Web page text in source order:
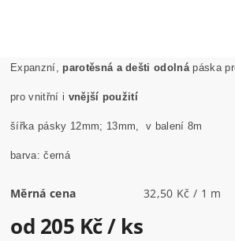
Expanzní, parotěsná a dešti odolnápáska
pro vnitřní i vnější použití
šířka pásky 12mm; 13mm, v balení 8m
barva: černá
Měrná cena 32,50 Kč / 1 m
od 205 Kč/ ks